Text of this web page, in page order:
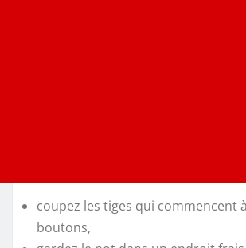
coupez les tiges qui commencent
boutons,